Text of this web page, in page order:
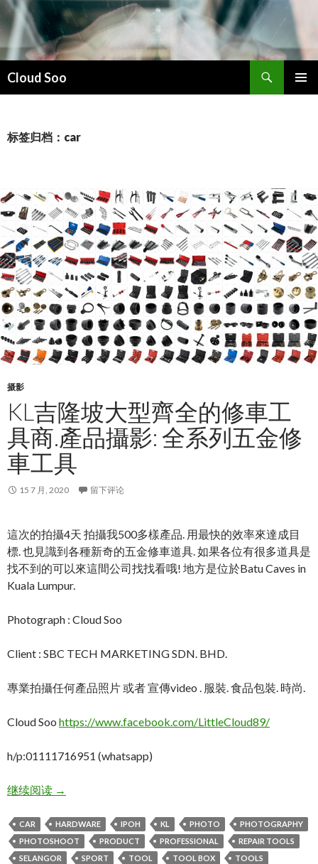
Cloud Soo
索
文
标签归档：car
摄影
KL吉隆坡大型齊全的修車工
具商.產品攝影: 全系列五金修
車工具
15 7 月, 2020 留下评论
這次的拍攝4天 拍攝我500多樣產品. 用最快的效率來達成目
標. 也見識到各種新奇的五金修車道具. 如果各位有很多道具是
找不到的可以來這間公司找找看哦! 地方是位於Batu Caves in
Kuala Lumpur.
Photograph : Cloud Soo
Client : SBC TECH MARKETING SDN. BHD.
專業拍攝任何產品照片 或者 宣傳video . 服裝. 食品包裝. 時尚.
Cloud Soo https://www.facebook.com/LittleCloud89/
h/p:01111716951 (whatsapp)
继续阅读KL吉隆坡大型齊全的修車工具商.產品攝影: 全系列五
→
CAR HARDWARE IPOH KL PHOTO
PHOTOGRAPHY
PHOTOSHOOT
PRODUCT PROFESSIONAL
REPAIR TOOLS
SELANGOR
SPORT TOOL TOOL BOX
TOOLS